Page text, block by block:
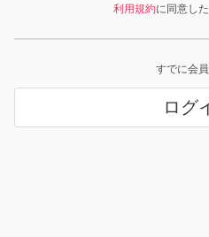
利用規約に同意し
すでに会
ログ